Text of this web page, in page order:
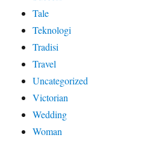
Tale
Teknologi
Tradisi
Travel
Uncategorized
Victorian
Wedding
Woman